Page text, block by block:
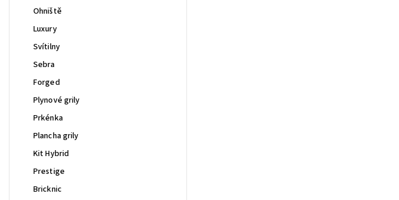
Ohniště
Luxury
Svítilny
Sebra
Forged
Plynové grily
Prkénka
Plancha grily
Kit Hybrid
Prestige
Bricknic